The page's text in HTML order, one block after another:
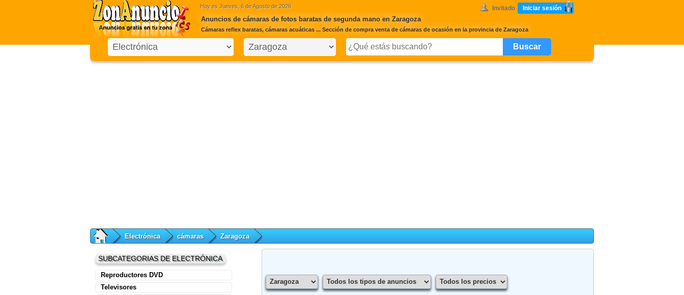
Hoy es Jueves, 6 de Agosto de 2026 Invitado Iniciar sesión
Anuncios de cámaras de fotos baratas de segunda mano en Zaragoza
Cámaras reflex baratas, cámaras acuáticas ... Sección de compra venta de cámaras de ocasión en la provincia de Zaragoza
Electrónica cámaras Zaragoza
SUBCATEGORIAS DE ELECTRÓNICA
Reproductores DVD
Televisores